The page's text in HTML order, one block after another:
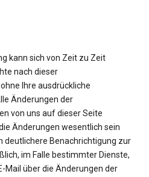
kann sich von Zeit zu Zeit
nach dieser
Ihre ausdrückliche
Änderungen der
von uns auf dieser Seite
Änderungen wesentlich sein
deutlichere Benachrichtigung zur
im Falle bestimmter Dienste,
Mail über die Änderungen der